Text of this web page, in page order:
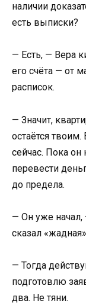
наличии
есть выписки?
— Есть, — Вера
его счёта — от
расписок.
— Значит,
остаётся
сейчас. Пока он
перевести
до предела.
— Он уже начал,
сказал
— Тогда
подготовлю
два. Не тяни.